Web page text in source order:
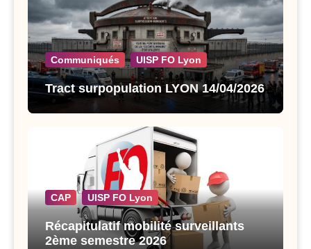
Communiqués UISP FO Lyon
Tract surpopulation LYON 14/04/2026
CAP UISP FO Lyon
Récapitulatif mobilité surveillants
2ème semestre 2026